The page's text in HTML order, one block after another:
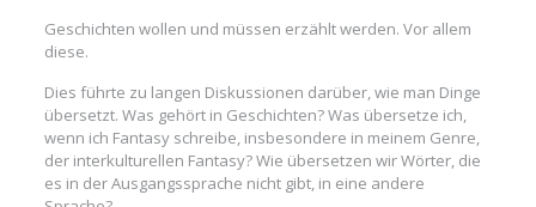
Geschichten wollen und müssen erzählt werden. Vor allem
diese.
Dies führte zu langen Diskussionen darüber, wie man Dinge
übersetzt. Was gehört in Geschichten? Was übersetze ich,
wenn ich Fantasy schreibe, insbesondere in meinem Genre,
der interkulturellen Fantasy? Wie übersetzen wir Wörter, die
es in der Ausgangssprache nicht gibt, in eine andere